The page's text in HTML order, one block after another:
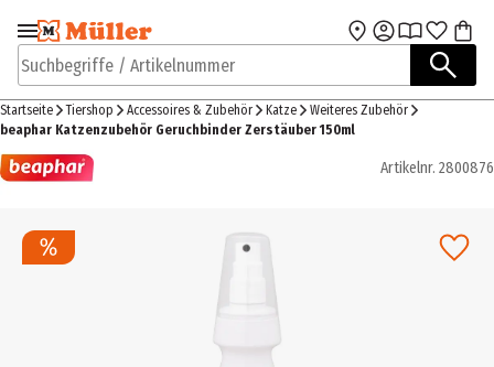
Zur Navigation
springen
Zum Hauptinhalt
Suchbegriffe / Artikelnummer
Startseite Tiershop Accessoires & Zubehör Katze
Weiteres Zubehör
beaphar Katzenzubehör Geruchbinder Zerstäuber 150ml
Artikelnr. 2800876